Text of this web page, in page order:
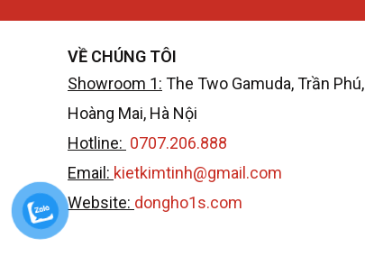
VỀ CHÚNG TÔI
Showroom 1: The Two Gamuda, Trần Phú,
Hoàng Mai, Hà Nội
Hotline: 0707.206.888
Email: kietkimtinh@gmail.com
Website: dongho1s.com